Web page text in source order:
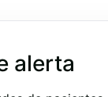
alerta